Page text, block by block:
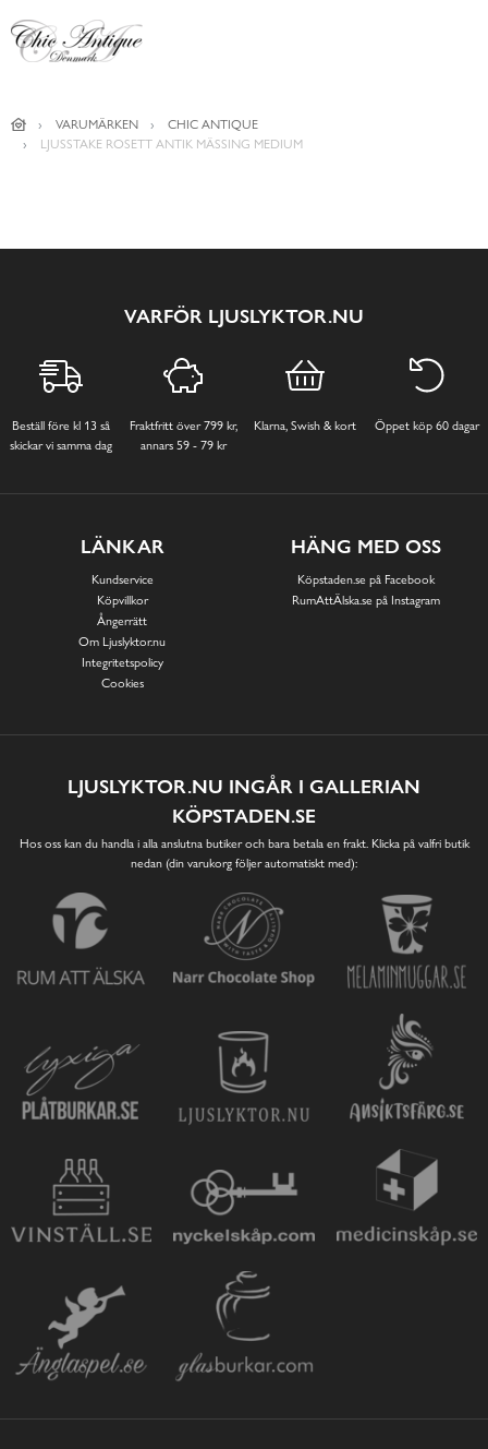
VARUMÄRKEN
CHIC ANTIQUE
LJUSSTAKE ROSETT ANTIK MÄSSING MEDIUM
VARFÖR LJUSLYKTOR.NU
Beställ före kl 13 så
skickar vi samma dag
Fraktfritt över 799 kr,
annars 59 - 79 kr
Klarna, Swish & kort Öppet köp 60 dagar
LÄNKAR
Kundservice
Köpvillkor
Ångerrätt
Om Ljuslyktor.nu
Integritetspolicy
Cookies
HÄNG MED OSS
Köpstaden.se på Facebook
RumAttÄlska.se på Instagram
LJUSLYKTOR.NU INGÅR I GALLERIAN
KÖPSTADEN.SE
Hos oss kan du handla i alla anslutna butiker och bara betala en frakt. Klicka på valfri butik
nedan (din varukorg följer automatiskt med):